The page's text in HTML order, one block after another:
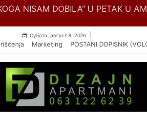
Skip
NISAM DOBILA” U PETAK U
Субота, август 8, 2026
Marketing POSTANI DOPISNIK